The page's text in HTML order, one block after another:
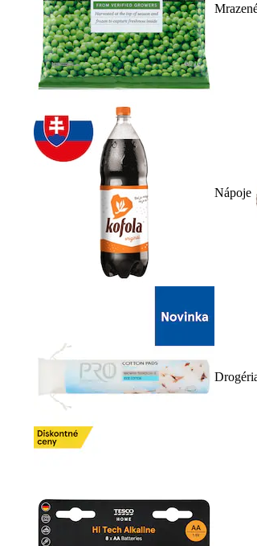
Nápoje